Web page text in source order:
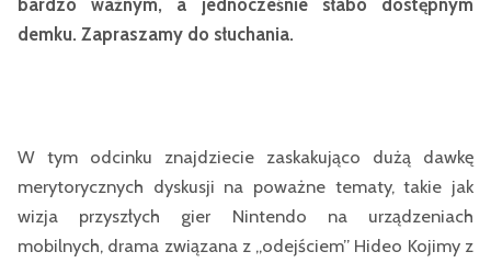
demku. Zapraszamy do słuchania.
W tym odcinku znajdziecie zaskakująco dużą dawkę
merytorycznych dyskusji na poważne tematy, takie jak
wizja przyszłych gier Nintendo na urządzeniach
mobilnych, drama związana z „odejściem” Hideo Kojimy z